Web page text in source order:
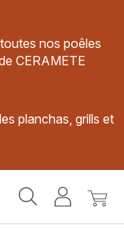
nos poêles
CERAMETE
planchas, grills et
MonMon